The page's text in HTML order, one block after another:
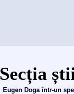
当前位置
Secția
Eugen Doga într-un